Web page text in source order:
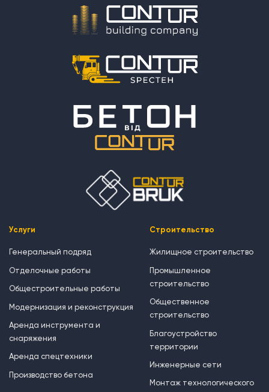
Услуги
Генеральный подряд
Отделочные работы
Общестроительные работы
Модернизация и реконструкция
Аренда инструмента и
снаряжения
Аренда спецтехники
Производство бетона
Строительство
Жилищное строительство
Промышленное
строительство
Общественное
строительство
Благоустройство
территории
Инженерные сети
Монтаж технологического